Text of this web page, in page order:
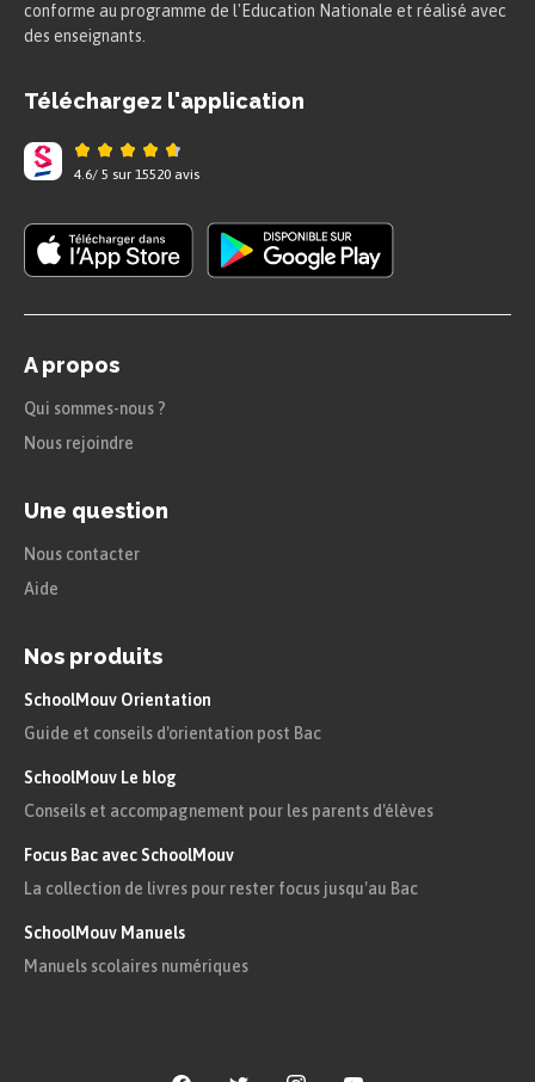
conforme au programme de l'Education Nationale et réalisé avec
des enseignants.
Téléchargez l'application
4.6/ 5 sur 15520 avis
A propos
Qui sommes-nous ?
Nous rejoindre
Une question
Nous contacter
Aide
Nos produits
SchoolMouv Orientation
Guide et conseils d'orientation post Bac
SchoolMouv Le blog
Conseils et accompagnement pour les parents d'élèves
Focus Bac avec SchoolMouv
La collection de livres pour rester focus jusqu'au Bac
SchoolMouv Manuels
Manuels scolaires numériques